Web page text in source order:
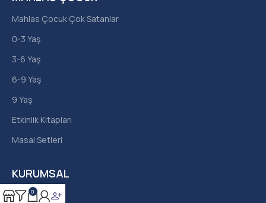
KURUMSAL
Hakkımızda
Mahlas Çocuk Çok Satanlar
0-3 Yaş
3-6 Yaş
6-9 Yaş
9 Yaş
Etkinlik Kitapları
Masal Setleri
0